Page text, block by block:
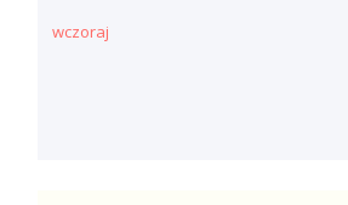
wczoraj